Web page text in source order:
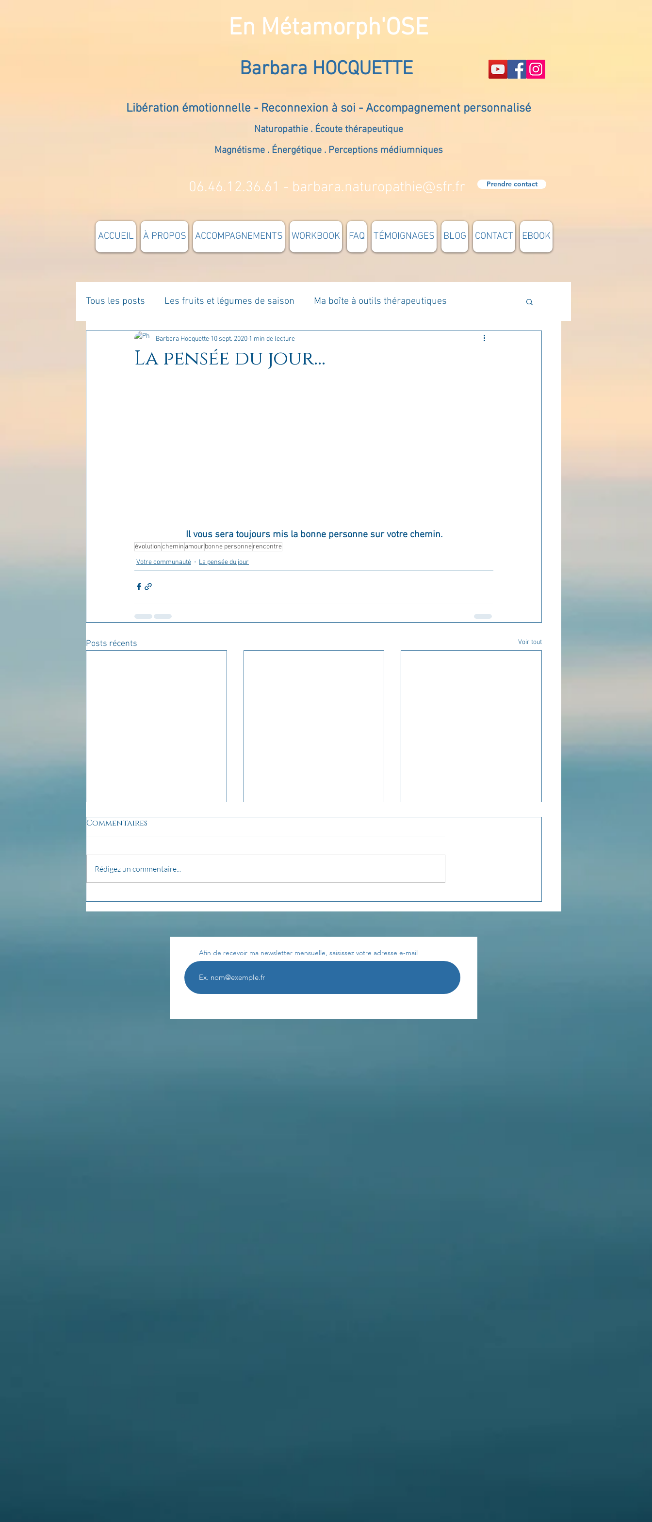
En Métamorph'OSE
Barbara HOCQUETTE
Libération émotionnelle - Reconnexion à soi - Accompagnement personnalisé
Naturopathie . Écoute thérapeutique
Magnétisme . Énergétique . Perceptions médiumniques
06.46.12.36.61 - barbara.naturopathie@sfr.fr Prendre contact
ACCUEIL À PROPOS ACCOMPAGNEMENTS WORKBOOK FAQ TÉMOIGNAGES BLOG CONTACT EBOOK
Tous les posts Les fruits et légumes de saison Ma boîte à outils thérapeutiques
La parentalité De vous à moi... Rome : voyage Méthodologie
La pensée du jour...
Barbara Hocquette 10 sept. 2020 1 min de lecture
Il vous sera toujours mis la bonne personne sur votre chemin.
évolutionchemin amour bonne personnerencontre
Votre communauté
La pensée du jour
Posts récents Voir tout
pensée du jour...
La pensée du jour... La pensée du jour...
Commentaires
Rédigez un commentaire...
Afin de recevoir ma newsletter mensuelle, saisissez votre adresse e-mail